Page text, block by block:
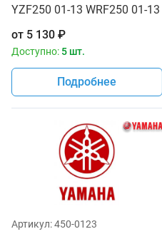
YZF250 01-13 WRF250 01-13
от 5 130 ₽
Доступно: 5 шт.
Подробнее
Артикул:450-0123